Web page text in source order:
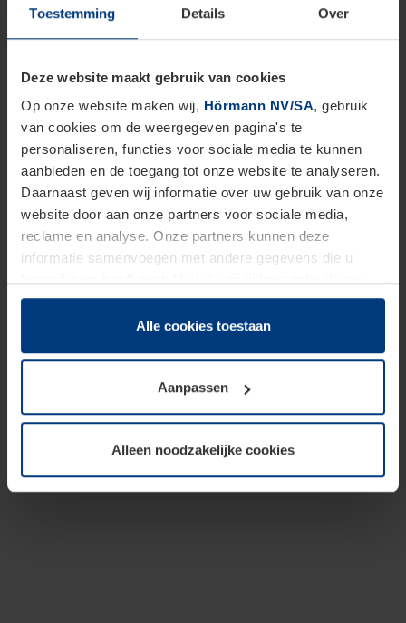
Toestemming Details Over
Deze website maakt gebruik van cookies
Op onze website maken wij, Hörmann NV/SA, gebruik
van cookies om de weergegeven pagina's te
personaliseren, functies voor sociale media te kunnen
aanbieden en de toegang tot onze website te analyseren.
Daarnaast geven wij informatie over uw gebruik van onze
website door aan onze partners voor sociale media,
reclame en analyse. Onze partners kunnen deze
informatie samenvoegen met andere gegevens die u
hun diensten hebben verzameld.
Juridisch hebben wij het recht om cookies op uw
van deze pagina's absoluut vereist is. Voor alle andere
soorten cookies is uw toestemming benodigd. Uw
toestemming kunt u op elk moment bij de uitleg van de
wijzigen of herroepen.
Alle cookies toestaan
Aanpassen
Alleen noodzakelijke cookies